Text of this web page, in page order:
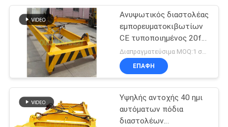
Ανυψωτικός διαστολέας
εμπορευματοκιβωτίων
CE τυποποιημένος 20ft
μηχανικός
Διαπραγματεύσιμα MOQ:1 σύνολο
ΕΠΑΦΉ
Υψηλής αντοχής 40 ημι
αυτόματων πόδια
διαστολέων